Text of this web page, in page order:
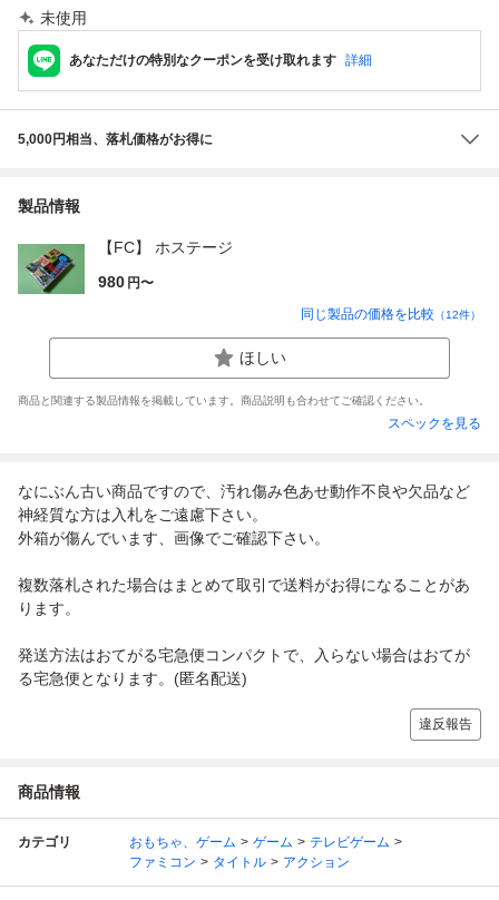
未使用
あなただけの特別なクーポンを受け取れます 詳細
5,000円相当、落札価格がお得に
製品情報
【FC】 ホステージ
980 円〜
同じ製品の価格を比較 （12件）
ほしい
商品と関連する製品情報を掲載しています。商品説明も合わせてご確認ください。
スペックを見る
なにぶん古い商品ですので、汚れ傷み色あせ動作不良や欠品など
神経質な方は入札をご遠慮下さい。
外箱が傷んでいます、画像でご確認下さい。
複数落札された場合はまとめて取引で送料がお得になることがあ
ります。
発送方法はおてがる宅急便コンパクトで、入らない場合はおてが
る宅急便となります。(匿名配送)
違反報告
商品情報
カテゴリ おもちゃ、ゲーム ゲーム
テレビゲーム
ファミコン
タイトル アクション